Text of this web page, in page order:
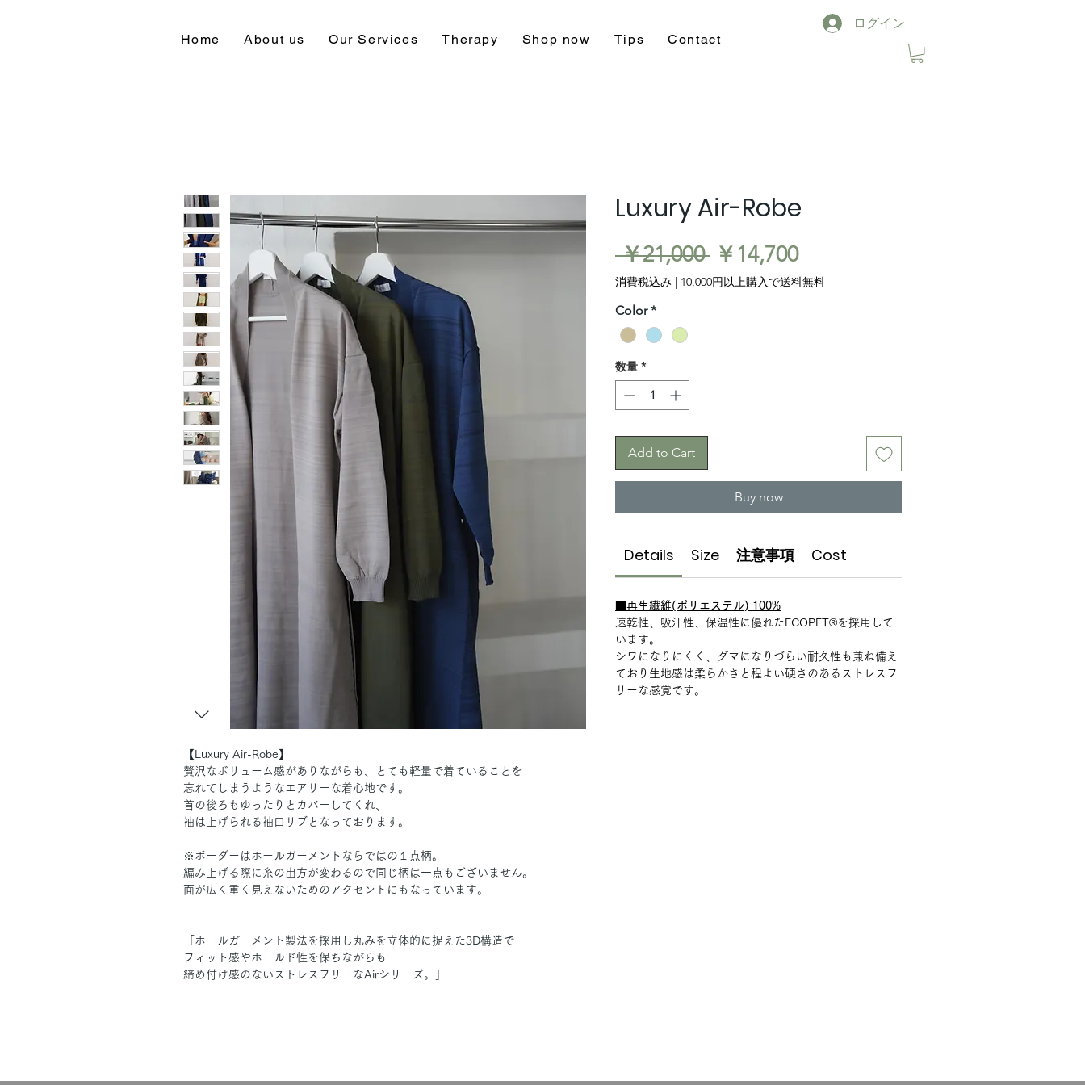
Home About us Our Services Therapy Shop now Tips Contact
ログイン
【Luxury Air-Robe】
贅沢なボリューム感がありながらも、とても軽量で着ていることを
忘れてしまうようなエアリーな着心地です。
首の後ろもゆったりとカバーしてくれ、
袖は上げられる袖口リブとなっております。
※ボーダーはホールガーメントならではの１点柄。
編み上げる際に糸の出方が変わるので同じ柄は一点もございません。
面が広く重く見えないためのアクセントにもなっています。
「ホールガーメント製法を採用し丸みを立体的に捉えた3D構造で
フィット感やホールド性を保ちながらも
締め付け感のないストレスフリーなAirシリーズ。」
Luxury Air-Robe
￥21,000 通
常
￥14,700セ
ー
消費税込み | 10,000円以上購入で送料無料
Color *
数量 *
Add to Cart
Buy now
Details Size 注意事項 Cost
■再生繊維(ポリエステル) 100%
速乾性、吸汗性、保温性に優れたECOPET®︎を採用して
います。
シワになりにくく、ダマになりづらい耐久性も兼ね備え
ており生地感は柔らかさと程よい硬さのあるストレスフ
リーな感覚です。